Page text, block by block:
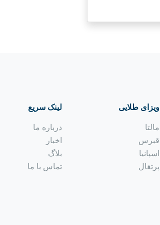
ویزای طلایی
مالتا
قبرس
اسپانیا
پرتغال
لینک سریع
درباره ما
اخبار
بلاگ
تماس با ما